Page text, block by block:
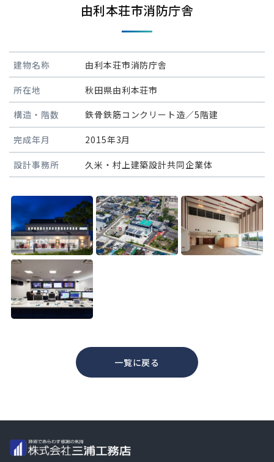
由利本荘市消防庁舎
建物名称 由利本荘市消防庁舎
所在地 秋田県由利本荘市
構造・階数 鉄骨鉄筋コンクリート造／5階建
完成年月 2015年3月
設計事務所 久米・村上建築設計共同企業体
一覧に戻る